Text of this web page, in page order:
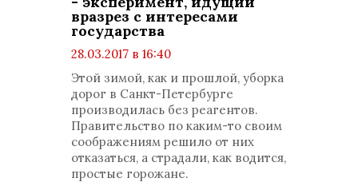
вразрез с интересами
государства
28.03.2017 в 16:40
просмотров: 1483
комментариев: 0
Этой зимой, как и прошлой, уборка
дорог в Санкт-Петербурге
производилась без реагентов.
Правительство по каким-то своим
соображениям решило от них
отказаться, а страдали, как водится,
простые горожане.